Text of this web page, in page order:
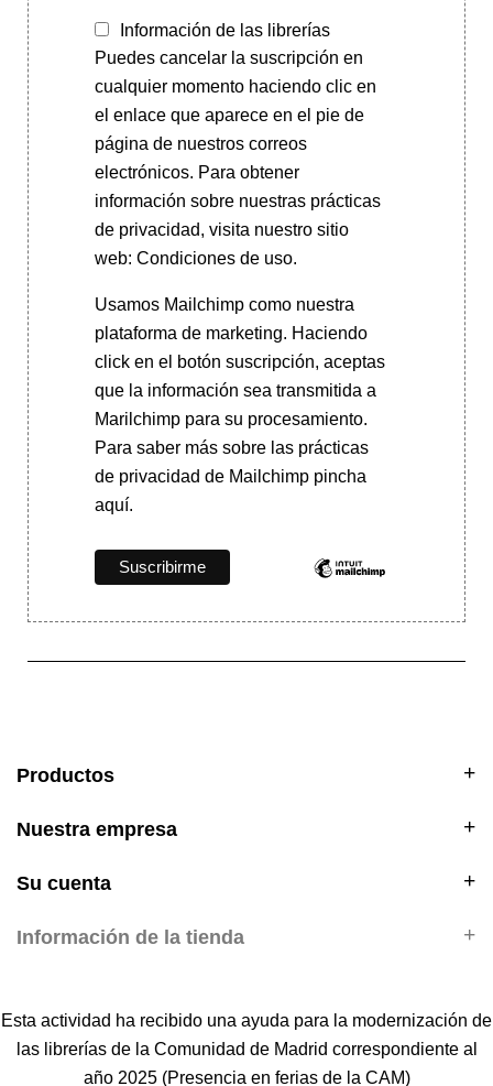
Información de las librerías
Puedes cancelar la suscripción en
cualquier momento haciendo clic en
el enlace que aparece en el pie de
página de nuestros correos
electrónicos. Para obtener
información sobre nuestras prácticas
de privacidad, visita nuestro sitio
web: Condiciones de uso.
Usamos Mailchimp como nuestra
plataforma de marketing. Haciendo
click en el botón suscripción, aceptas
que la información sea transmitida a
Marilchimp para su procesamiento.
Para saber mássobre las prácticas
de privacidad de Mailchimp pincha
aquí.
Productos
Nuestra empresa
Su cuenta
Información de la tienda
Esta actividad ha recibido una ayuda para la modernización de
las librerías de la Comunidad de Madrid correspondiente al
año 2025 (Presencia en ferias de la CAM)